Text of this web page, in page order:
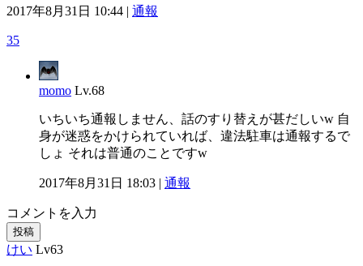
2017年8月31日 10:44 | 通報
35
momo Lv.68
いちいち通報しません、話のすり替えが甚だしいw 自
身が迷惑をかけられていれば、違法駐車は通報するで
しょ それは普通のことですw
2017年8月31日 18:03 | 通報
コメントを入力
投稿
けい Lv63